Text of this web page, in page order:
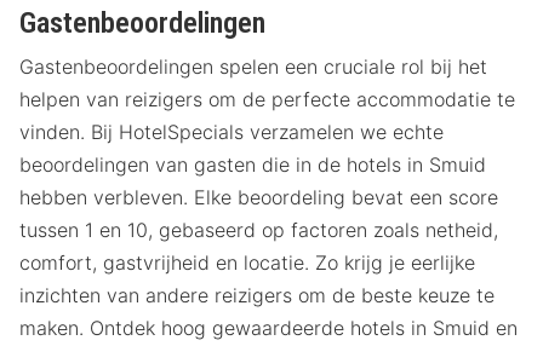
Gastenbeoordelingen
Gastenbeoordelingen spelen een cruciale rol bij het
helpen van reizigers om de perfecte accommodatie te
vinden. Bij HotelSpecials verzamelen we echte
beoordelingen van gasten die in de hotels in Smuid
hebben verbleven. Elke beoordeling bevat een score
tussen 1 en 10, gebaseerd op factoren zoals netheid,
comfort, gastvrijheid en locatie. Zo krijg je eerlijke
inzichten van andere reizigers om de beste keuze te
maken. Ontdek hoog gewaardeerde hotels in Smuid en